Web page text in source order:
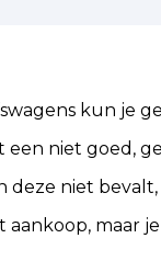
kun je
een niet goed,
deze niet
maar